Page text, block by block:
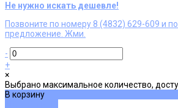
Не нужно искать дешевле!
Позвоните по номеру 8 (4832) 629-609 и
предложение. Жми.
-
+
×
Выбрано максимальное количество,
В корзину